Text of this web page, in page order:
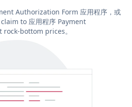
Authorization Form 应用程序，或
to 应用程序 Payment
bottom prices。